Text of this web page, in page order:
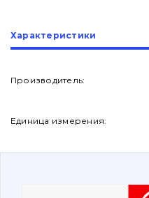
Вакансии
Фильтры и смазочные
Характеристики
Производитель:
Единица измерения: